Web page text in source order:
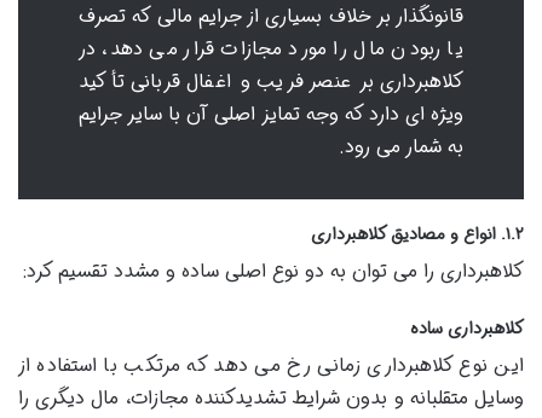
قانونگذار بر خلاف بسیاری از جرایم مالی که تصرف
یا ربودن مال را مورد مجازات قرار می دهد، در
کلاهبرداری بر عنصر فریب و اغفال قربانی تأکید
ویژه ای دارد که وجه تمایز اصلی آن با سایر جرایم
به شمار می رود.
۱.۲. انواع و مصادیق کلاهبرداری
کلاهبرداری را می توان به دو نوع اصلی ساده و مشدد تقسیم کرد:
کلاهبرداری ساده
این نوع کلاهبرداری زمانی رخ می دهد که مرتکب با استفاده از
وسایل متقلبانه و بدون شرایط تشدیدکننده مجازات، مال دیگری را